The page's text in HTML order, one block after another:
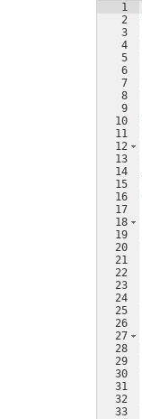
1
2
3
4
5
6
7
8
9
10
11
12
13
14
15
16
17
18
19
20
21
22
23
24
25
26
27
28
29
30
31
32
33